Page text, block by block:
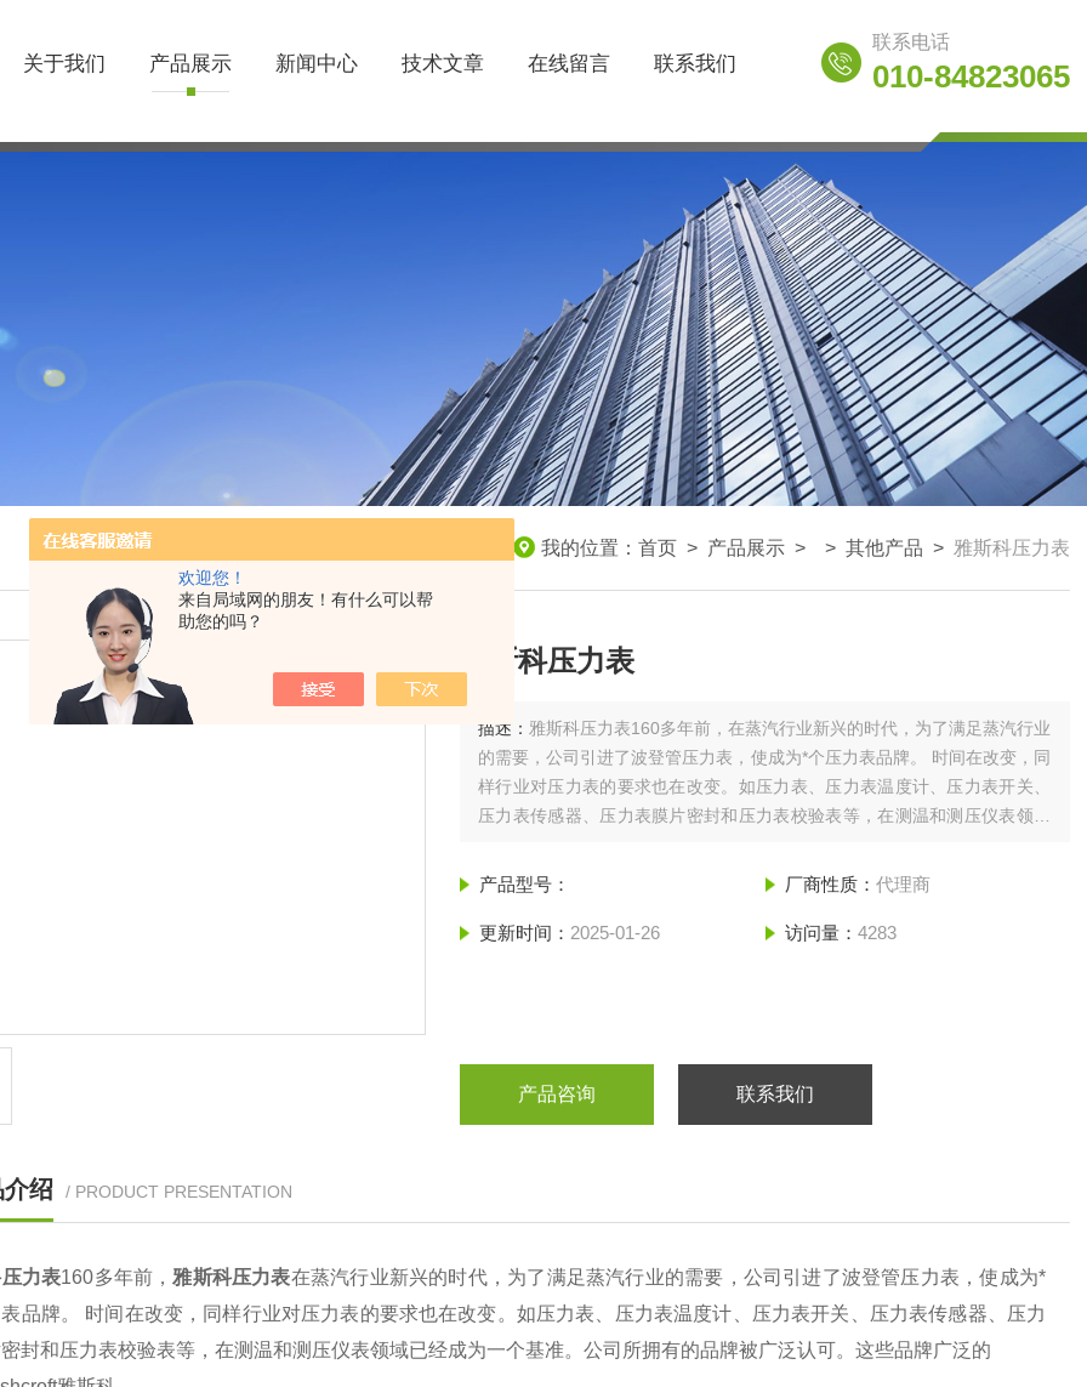
欢迎您！
来自局域网的朋友！有什么可以帮
助您的吗？
关于我们 产品展示 新闻中心 技术文章 在线留言 联系我们
联系电话
010-84823065
我的位置： 首页 > 产品展示 > > 其他产品 > 雅斯科压力表
雅斯科压力表
描述： 雅斯科压力表160多年前，在蒸汽行业新兴的时代，为了满足蒸汽行业
的需要，公司引进了波登管压力表，使成为*个压力表品牌。 时间在改变，同
样行业对压力表的要求也在改变。如压力表、压力表温度计、压力表开关、
压力表传感器、压力表膜片密封和压力表校验表等，在测温和测压仪表领域
产品型号： 厂商性质： 代理商
更新时间： 2025-01-26 访问量： 4283
产品咨询 联系我们
绍 / PRODUCT PRESENTATION
力表160多年前，雅斯科压力表在蒸汽行业新兴的时代，为了满足蒸汽行业的需要，公司引进了波登管压力表，使成为*
品牌。 时间在改变，同样行业对压力表的要求也在改变。如压力表、压力表温度计、压力表开关、压力表传感器、压力
封和压力表校验表等，在测温和测压仪表领域已经成为一个基准。公司所拥有的品牌被广泛认可。这些品牌广泛的